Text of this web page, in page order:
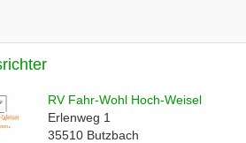
RV Fahr-Wohl Hoch-Weisel
Erlenweg 1
35510 Butzbach